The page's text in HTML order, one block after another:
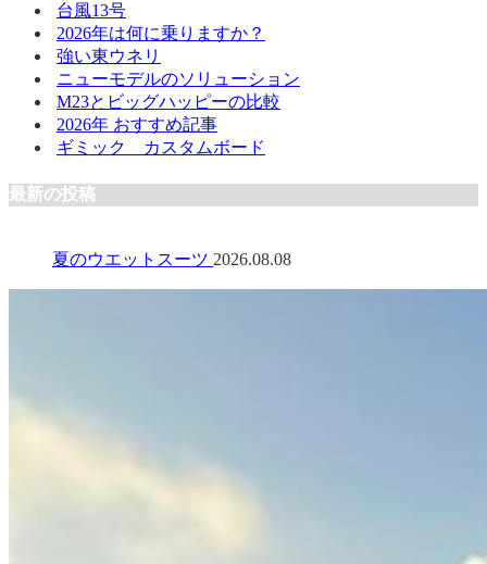
台風13号
2026年は何に乗りますか？
強い東ウネリ
ニューモデルのソリューション
M23とビッグハッピーの比較
2026年 おすすめ記事
ギミック カスタムボード
最新の投稿
夏のウエットスーツ 2026.08.08